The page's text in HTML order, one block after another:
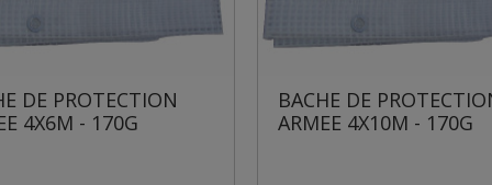
DE PROTECTION
4X10M - 170G
BACHE DE
ARMEE 3X4M - 170G